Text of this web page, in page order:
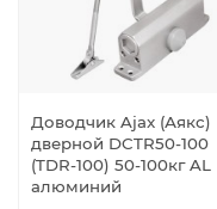
Доводчик Ajax (Аякс)
дверной DCTR50-100
(TDR-100) 50-100кг AL
алюминий